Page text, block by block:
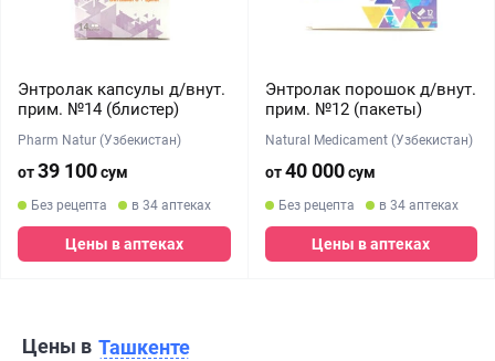
Энтролак капсулы д/внут.
прим. №14 (блистер)
Pharm Natur (Узбекистан)
от39 100сум
Без рецепта в 34 аптеках
Цены в аптеках
Энтролак порошок д/внут.
прим. №12 (пакеты)
Natural Medicament (Узбекистан)
от40 000сум
Без рецепта в 34 аптеках
Цены в аптеках
Цены в Ташкенте